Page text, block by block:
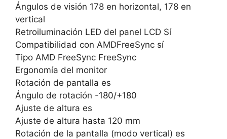
Ángulos de visión 178 en horizontal, 178 en
vertical
Retroiluminación LED del panel LCD Sí
Compatibilidad con AMDFreeSync sí
Tipo AMD FreeSync FreeSync
Ergonomía del monitor
Rotación de pantalla es
Ángulo de rotación -180/+180
Ajuste de altura es
Ajuste de altura hasta 120 mm
Rotación de la pantalla (modo vertical) es